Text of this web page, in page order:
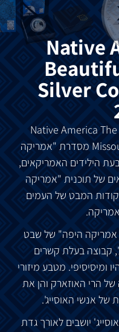
Native
Silver
Silver Color Coin 1 Oz 2025 מסדרת "אמריקה
הילידים האמריקאים,
של תוכנית "אמריקה
המבט של העמים
"ילידי אמריקה היפה" של שבט
קבוצה בעלת קשרים
ומיסיסיפי. מטבע מיזורי
של הרי האוזארק והן את
של אנשי האוסייג'.
יושבים לאורך גדת